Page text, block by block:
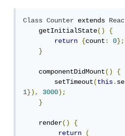
Class Counter extends
    getInitialState
()
{
return
{count: 0};
}
    componentDidMount
()
{
        setTimeout
(this.
1}), 3000);
}
    render
()
{
return
(